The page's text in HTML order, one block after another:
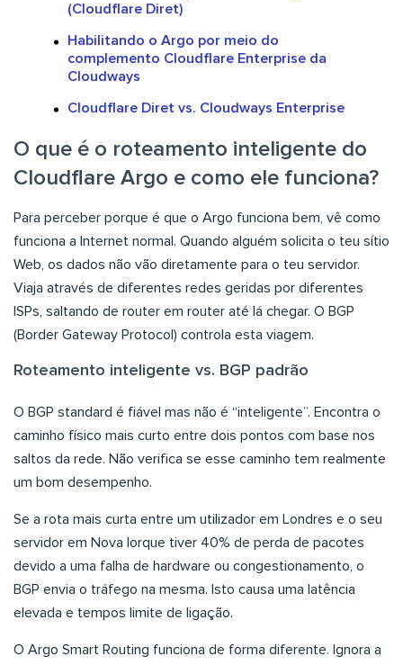
(Cloudflare Diret)
Habilitando o Argo por meio do
complemento Cloudflare Enterprise da
Cloudways
Cloudflare Diret vs. Cloudways Enterprise
O que é o roteamento inteligente do
Cloudflare Argo e como ele funciona?
Para perceber porque é que o Argo funciona bem, vê como
funciona a Internet normal. Quando alguém solicita o teu sítio
Web, os dados não vão diretamente para o teu servidor.
Viaja através de diferentes redes geridas por diferentes
ISPs, saltando de router em router até lá chegar. O BGP
(Border Gateway Protocol) controla esta viagem.
Roteamento inteligente vs. BGP padrão
O BGP standard é fiável mas não é “inteligente”. Encontra o
caminho físico mais curto entre dois pontos com base nos
saltos da rede. Não verifica se esse caminho tem realmente
um bom desempenho.
Se a rota mais curta entre um utilizador em Londres e o seu
servidor em Nova Iorque tiver 40% de perda de pacotes
devido a uma falha de hardware ou congestionamento, o
BGP envia o tráfego na mesma. Isto causa uma latência
elevada e tempos limite de ligação.
O Argo Smart Routing funciona de forma diferente. Ignora a